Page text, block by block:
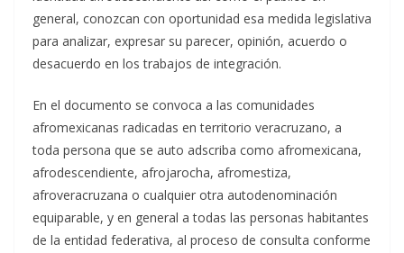
general, conozcan con oportunidad esa medida legislativa
para analizar, expresar su parecer, opinión, acuerdo o
desacuerdo en los trabajos de integración.
En el documento se convoca a las comunidades
afromexicanas radicadas en territorio veracruzano, a
toda persona que se auto adscriba como afromexicana,
afrodescendiente, afrojarocha, afromestiza,
afroveracruzana o cualquier otra autodenominación
equiparable, y en general a todas las personas habitantes
de la entidad federativa, al proceso de consulta conforme